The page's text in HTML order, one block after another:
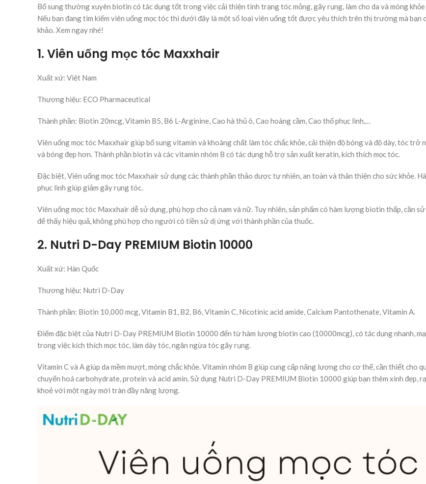
Bổ sung thường xuyên biotin có tác dụng tốt trong việc cải thiện tình trạng tóc mỏng, gãy rụng, làm cho da và móng khỏe
Nếu bạn đang tìm kiếm viên uống mọc tóc thì dưới đây là một số loại viên uống tốt được yêu thích trên thị trường mà bạn
khảo. Xem ngay nhé!
1. Viên uống mọc tóc Maxxhair
Xuất xứ: Việt Nam
Thương hiệu: ECO Pharmaceutical
Thành phần: Biotin 20mcg, Vitamin B5, B6 L-Arginine, Cao hà thủ ô, Cao hoàng cầm, Cao thổ phục linh,…
Viên uống mọc tóc Maxxhair giúp bổ sung vitamin và khoáng chất làm tóc chắc khỏe, cải thiện độ bóng và độ dày, tóc trở
và bóng đẹp hơn. Thành phần biotin và các vitamin nhóm B có tác dụng hỗ trợ sản xuất keratin, kích thích mọc tóc.
Đặc biệt, Viên uống mọc tóc Maxxhair sử dụng các thành phần thảo dược tự nhiên, an toàn và thân thiện cho sức khỏe.
phục linh giúp giảm gãy rụng tóc.
Viên uống mọc tóc Maxxhair dễ sử dụng, phù hợp cho cả nam và nữ. Tuy nhiên, sản phẩm có hàm lượng biotin thấp, cần
để thấy hiệu quả, không phù hợp cho người có tiền sử dị ứng với thành phần của thuốc.
2. Nutri D-Day PREMIUM Biotin 10000
Xuất xứ: Hàn Quốc
Thương hiệu: Nutri D-Day
Thành phần: Biotin 10,000 mcg, Vitamin B1, B2, B6, Vitamin C, Nicotinic acid amide, Calcium Pantothenate, Vitamin A.
Điểm đặc biệt của Nutri D-Day PREMIUM Biotin 10000 đến từ hàm lượng biotin cao (10000mcg), có tác dụng nhanh,
trong việc kích thích mọc tóc, làm dày tóc, ngăn ngừa tóc gãy rụng.
Vitamin C và A giúp da mềm mượt, móng chắc khỏe. Vitamin nhóm B giúp cung cấp năng lượng cho cơ thể, cần thiết cho
chuyển hoá carbohydrate, protein và acid amin. Sử dụng Nutri D-Day PREMIUM Biotin 10000 giúp bạn thêm xinh đẹp,
khoẻ với một ngày mới tràn đầy năng lượng.